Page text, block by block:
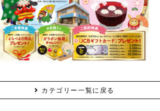
カテゴリー一覧に戻る